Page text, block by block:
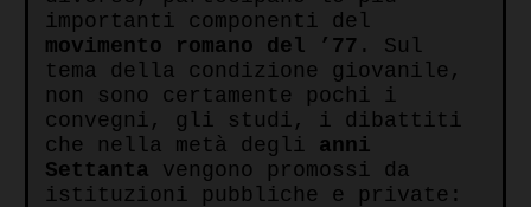
importanti componenti del
movimento romano del ’77 . Sul
tema della condizione giovanile,
non sono certamente pochi i
convegni, gli studi, i dibattiti
che nella metà degli anni
Settanta vengono promossi da
istituzioni pubbliche e private: